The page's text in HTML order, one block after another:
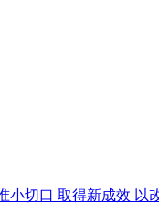
切口 取得新成效